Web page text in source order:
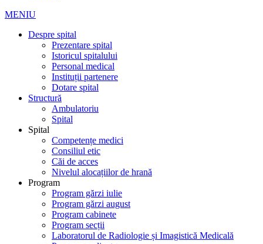
MENIU
Despre spital
Prezentare spital
Istoricul spitalului
Personal medical
Instituții partenere
Dotare spital
Structură
Ambulatoriu
Spital
Spital
Competențe medici
Consiliul etic
Căi de acces
Nivelul alocațiilor de hrană
Program
Program gărzi iulie
Program gărzi august
Program cabinete
Program secții
Laboratorul de Radiologie și Imagistică Medicală